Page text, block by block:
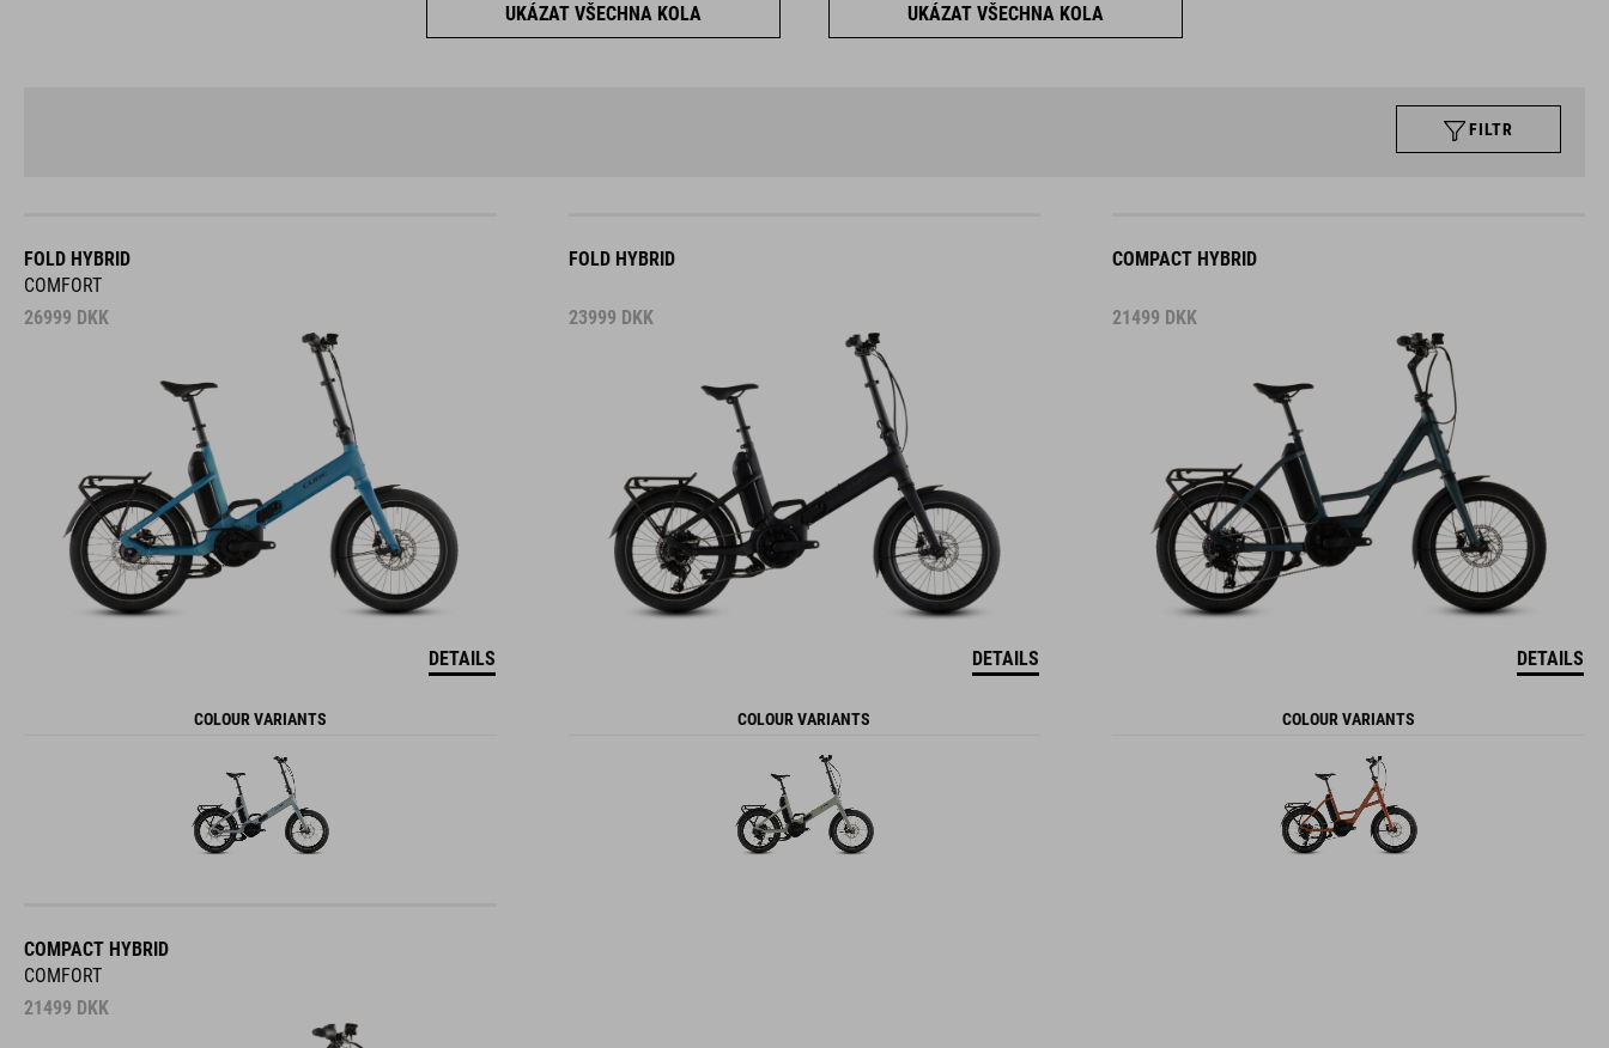
UKÁZAT VŠECHNA KOLA UKÁZAT VŠECHNA KOLA
FILTR
FOLD HYBRID
COMFORT
26999 DKK
DETAILS
COLOUR VARIANTS
FOLD HYBRID
23999 DKK
DETAILS
COLOUR VARIANTS
COMPACT HYBRID
21499 DKK
DETAILS
COLOUR VARIANTS
COMPACT HYBRID
COMFORT
21499 DKK